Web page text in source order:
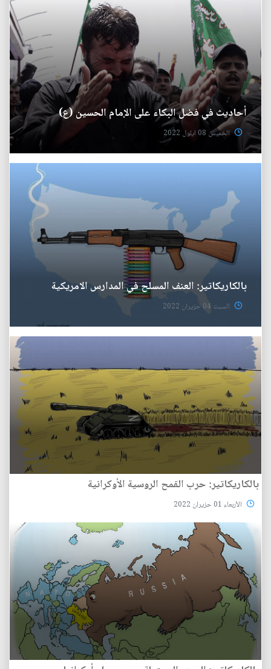
أحاديث في فضل البكاء على الإمام الحسين (ع)
الخميس 08 ايلول 2022
بالكاريكاتير: العنف المسلح في المدارس الامريكية
السبت 04 حزيران 2022
بالكاريكاتير: حرب القمح الروسية الأوكرانية
الأربعاء 01 حزيران 2022